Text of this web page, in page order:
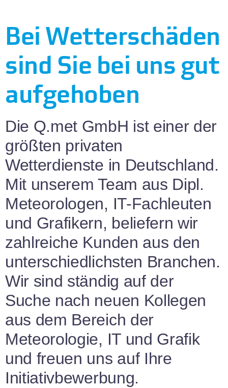
Bei Wetterschäden
sind Sie bei uns gut
aufgehoben
Die Q.met GmbH ist einer der
größten privaten
Wetterdienste in Deutschland.
Mit unserem Team aus Dipl.
Meteorologen, IT-Fachleuten
und Grafikern, beliefern wir
zahlreiche Kunden aus den
unterschiedlichsten Branchen.
Wir sind ständig auf der
Suche nach neuen Kollegen
aus dem Bereich der
Meteorologie, IT und Grafik
und freuen uns auf Ihre
Initiativbewerbung.